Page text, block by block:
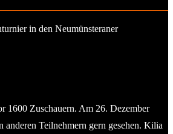
in den Neumünsteraner
1600 Zuschauern. Am 26. Dezember
anderen Teilnehmern gern gesehen. Kilia